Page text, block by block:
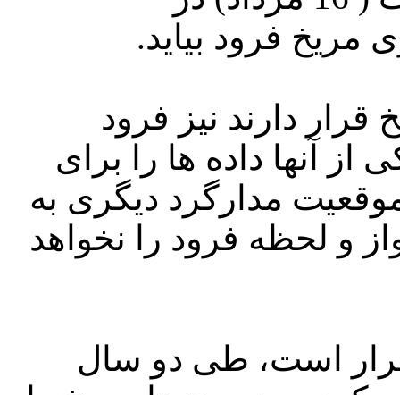
دارند نیز فرود
آنها داده ها را برای
مدارگرد دیگری به
و لحظه فرود را نخواهد
است، طی دو سال